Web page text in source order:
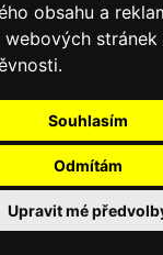
obsahu a
webových stránek
Souhlasím
Odmítám
Upravit mé